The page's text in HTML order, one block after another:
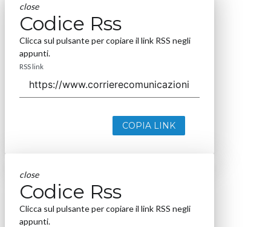
close
Codice Rss
Clicca sul pulsante per copiare il link RSS negli
appunti.
RSS link
COPIA LINK
close
Codice Rss
Clicca sul pulsante per copiare il link RSS negli
appunti.